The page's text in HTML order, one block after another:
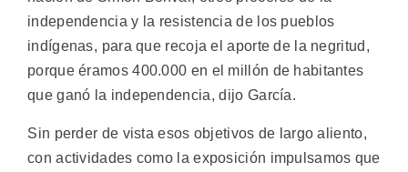
independencia y la resistencia de los pueblos
indígenas, para que recoja el aporte de la negritud,
porque éramos 400.000 en el millón de habitantes
que ganó la independencia, dijo García.
Sin perder de vista esos objetivos de largo aliento,
con actividades como la exposición impulsamos que